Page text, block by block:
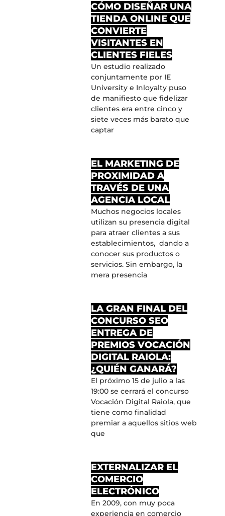
CÓMO DISEÑAR UNA
TIENDA ONLINE QUE
CONVIERTE
VISITANTES EN
CLIENTES FIELES
Un estudio realizado
conjuntamente por IE
University e Inloyalty puso
de manifiesto que fidelizar
clientes era entre cinco y
siete veces más barato que
captar
EL MARKETING DE
PROXIMIDAD A
TRAVÉS DE UNA
AGENCIA LOCAL
Muchos negocios locales
utilizan su presencia digital
para atraer clientes a sus
establecimientos, dando a
conocer sus productos o
servicios. Sin embargo, la
mera presencia
LA GRAN FINAL DEL
CONCURSO SEO
ENTREGA DE
PREMIOS VOCACIÓN
DIGITAL RAIOLA:
¿QUIÉN GANARÁ?
El próximo 15 de julio a las
19:00 se cerrará el concurso
Vocación Digital Raiola, que
tiene como finalidad
premiar a aquellos sitios web
que
EXTERNALIZAR EL
COMERCIO
ELECTRÓNICO
En 2009, con muy poca
experiencia en comercio